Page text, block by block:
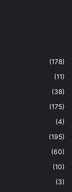
(178)
(11)
(38)
(175)
(4)
(195)
(60)
(10)
(3)